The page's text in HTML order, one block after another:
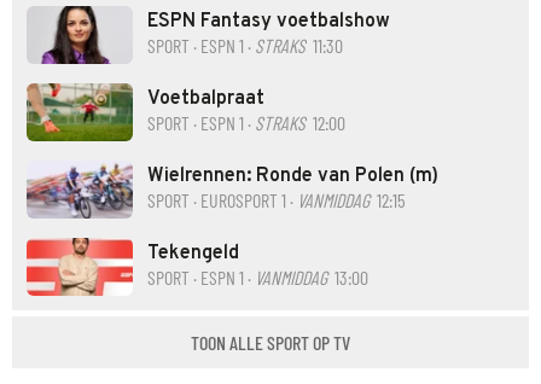
ESPN Fantasy voetbalshow
SPORT · ESPN 1 · STRAKS11:30
Voetbalpraat
SPORT · ESPN 1 · STRAKS12:00
Wielrennen: Ronde van Polen (m)
SPORT · EUROSPORT 1 · VANMIDDAG12:15
Tekengeld
SPORT · ESPN 1 · VANMIDDAG13:00
TOON ALLE SPORT OP TV